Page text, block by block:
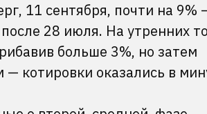
11 сентября, почти на 9%
28 июля. На утренних
больше 3%, но затем
котировки оказались в